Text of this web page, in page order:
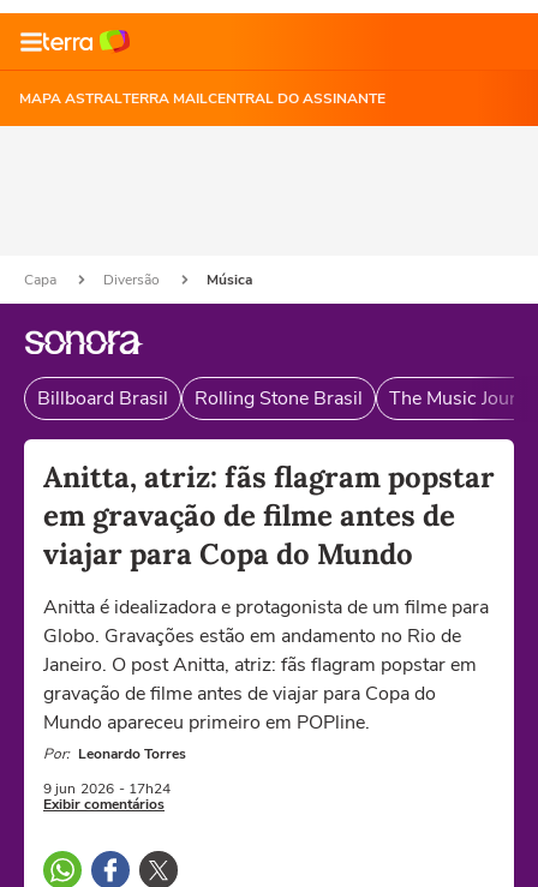
MAPA ASTRALTERRA MAILCENTRAL DO ASSINANTE
Capa Diversão Música
Billboard Brasil Rolling Stone Brasil The Music
Anitta, atriz: fãs flagram popstar
em gravação de filme antes de
viajar para Copa do Mundo
Anitta é idealizadora e protagonista de um filme para
Globo. Gravações estão em andamento no Rio de
Janeiro. O post Anitta, atriz: fãs flagram popstar em
gravação de filme antes de viajar para Copa do
Mundo apareceu primeiro em POPline.
Por: Leonardo Torres
9 jun 2026 - 17h24
Exibir comentários